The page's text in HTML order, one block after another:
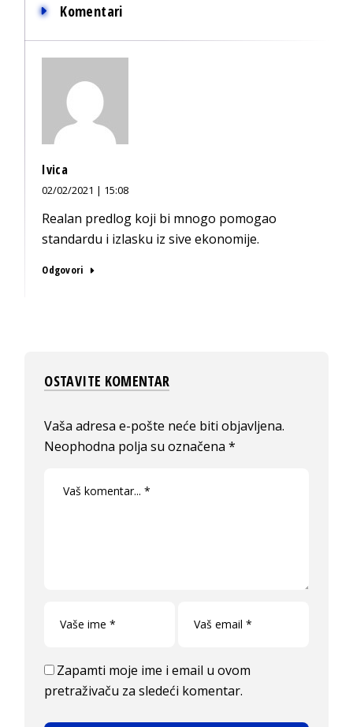
Komentari
Ivica
02/02/2021 | 15:08
Realan predlog koji bi mnogo pomogao
standardu i izlasku iz sive ekonomije.
Odgovori
OSTAVITE KOMENTAR
Vaša adresa e-pošte neće biti objavljena.
Neophodna polja su označena*
Zapamti moje ime i email u ovom
pretraživaču za sledeći komentar.